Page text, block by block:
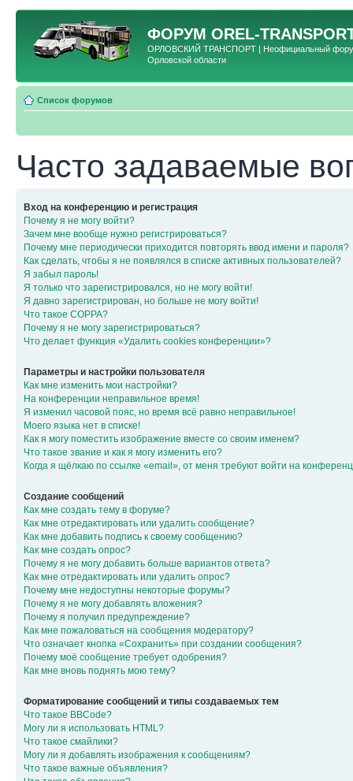
ФОРУМ OREL-
ОРЛОВСКИЙ ТРАНСПОРТ | Неофициальный форум
Орловской области
Список форумов
Часто задаваемые
Вход на конференцию и регистрация
Почему я не могу войти?
Зачем мне вообще нужно регистрироваться?
Почему мне периодически приходится повторять ввод имени и пароля?
Как сделать, чтобы я не появлялся в списке активных пользователей?
Я забыл пароль!
Я только что зарегистрировался, но не могу войти!
Я давно зарегистрирован, но больше не могу войти!
Что такое COPPA?
Почему я не могу зарегистрироваться?
Что делает функция «Удалить cookies конференции»?
Параметры и настройки пользователя
Как мне изменить мои настройки?
На конференции неправильное время!
Я изменил часовой пояс, но время всё равно неправильное!
Моего языка нет в списке!
Как я могу поместить изображение вместе со своим именем?
Что такое звание и как я могу изменить его?
Когда я щёлкаю по ссылке «email», от меня требуют войти на
Создание сообщений
Как мне создать тему в форуме?
Как мне отредактировать или удалить сообщение?
Как мне добавить подпись к своему сообщению?
Как мне создать опрос?
Почему я не могу добавить больше вариантов ответа?
Как мне отредактировать или удалить опрос?
Почему мне недоступны некоторые форумы?
Почему я не могу добавлять вложения?
Почему я получил предупреждение?
Как мне пожаловаться на сообщения модератору?
Что означает кнопка «Сохранить» при создании сообщения?
Почему моё сообщение требует одобрения?
Как мне вновь поднять мою тему?
Форматирование сообщений и типы создаваемых тем
Что такое BBCode?
Могу ли я использовать HTML?
Что такое смайлики?
Могу ли я добавлять изображения к сообщениям?
Что такое важные объявления?